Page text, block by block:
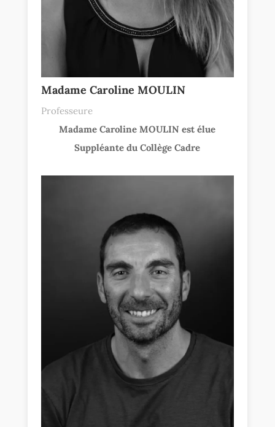
Madame Caroline MOULIN
Professeure
Madame Caroline MOULIN est élue
Suppléante du Collège Cadre